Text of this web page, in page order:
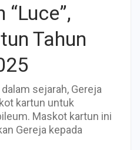
Tahun
sejarah, Gereja
kartun untuk
Maskot kartun ini
Gereja kepada